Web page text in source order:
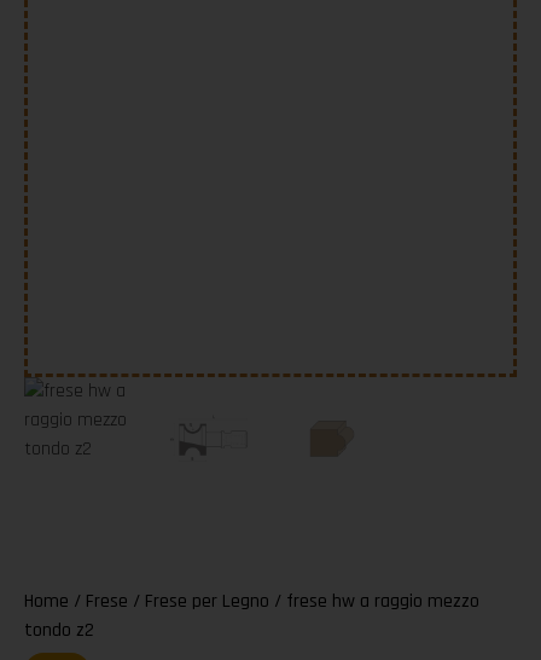
Home / Frese / Frese per Legno / frese hw a raggio mezzo
tondo z2